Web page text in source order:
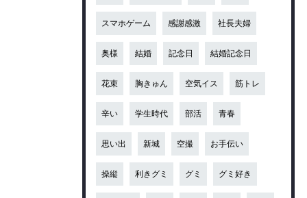
スマホゲーム 感謝感激 社長夫婦
奥様 結婚 記念日 結婚記念日
花束 胸きゅん 空気イス 筋トレ
辛い 学生時代 部活 青春
思い出 新城 空撮 お手伝い
操縦 利きグミ グミ グミ好き